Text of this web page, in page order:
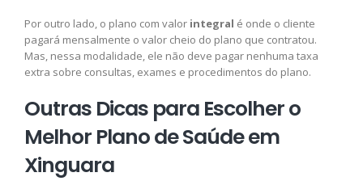
Por outro lado, o plano com valor integral é onde o cliente
pagará mensalmente o valor cheio do plano que contratou.
Mas, nessa modalidade, ele não deve pagar nenhuma taxa
extra sobre consultas, exames e procedimentos do plano.
Outras Dicas para Escolher o
Melhor Plano de Saúde em
Xinguara